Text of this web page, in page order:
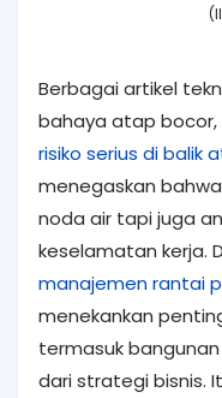
Berbagai artikel
bahaya atap bocor,
risiko serius di balik
menegaskan
noda air tapi juga
keselamatan kerja.
manajemen rantai
menekankan
termasuk
dari strategi bisnis.